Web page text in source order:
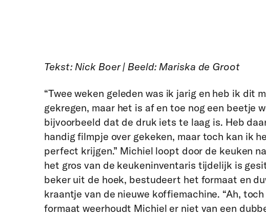
Tekst: Nick Boer | Beeld: Mariska de Groot
“Twee weken geleden was ik jarig en heb ik dit
gekregen, maar het is af en toe nog een beetje
bijvoorbeeld dat de druk iets te laag is. Heb
handig filmpje over gekeken, maar toch kan ik
perfect krijgen.” Michiel loopt door de keuken
het gros van de keukeninventaris tijdelijk is
beker uit de hoek, bestudeert het formaat en
kraantje van de nieuwe koffiemachine. “Ah,
formaat weerhoudt Michiel er niet van een